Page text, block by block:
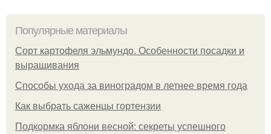
Популярные материалы
Сорт картофеля эльмундо. Особенности посадки и
выращивания
Способы ухода за виноградом в летнее время года
Как выбрать саженцы гортензии
Подкормка яблони весной: секреты успешного